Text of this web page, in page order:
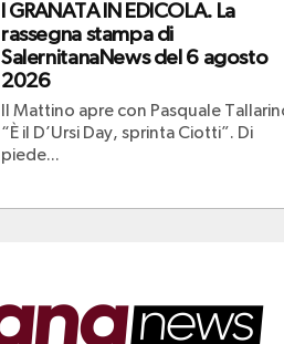
I GRANATA IN EDICOLA. La
rassegna stampa di
SalernitanaNews del 6 agosto
2026
Il Mattino apre con Pasquale
“È il D’Ursi Day, sprinta Ciotti”. Di
piede...